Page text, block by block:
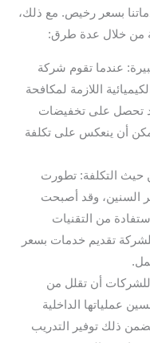
بسعر رخيص. مع ذلك،
من خلال عدة طرق:
عندما تقوم شركة
اللازمة لمكافحة
قد تحصل على تخفيضات
أن ينعكس على تكلفة
حيث التكلفة: تطورت
السنين، وقد أصبحت
من التقنيات
للشركة تقديم خدمات بسعر
للشركات أن تقلل من
عملياتها الداخلية
ذلك توفير التدريب